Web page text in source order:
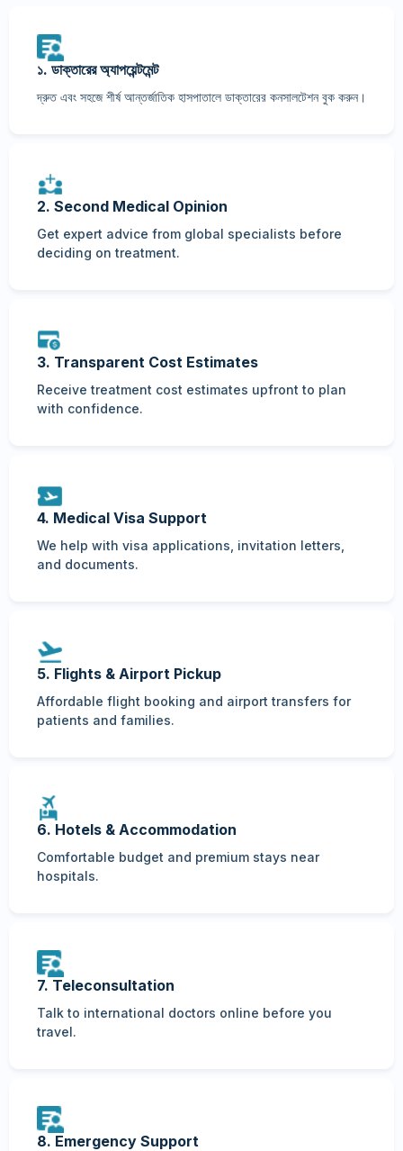
১. ডাক্তারের অ্যাপয়েন্টমেন্ট
দ্রুত এবং সহজে শীর্ষ আন্তর্জাতিক হাসপাতালে ডাক্তারের কনসালটেশন বুক করুন।
2. Second Medical Opinion
Get expert advice from global specialists before
deciding on treatment.
3. Transparent Cost Estimates
Receive treatment cost estimates upfront to plan
with confidence.
4. Medical Visa Support
We help with visa applications, invitation letters,
and documents.
5. Flights & Airport Pickup
Affordable flight booking and airport transfers for
patients and families.
6. Hotels & Accommodation
Comfortable budget and premium stays near
hospitals.
7. Teleconsultation
Talk to international doctors online before you
travel.
8. Emergency Support